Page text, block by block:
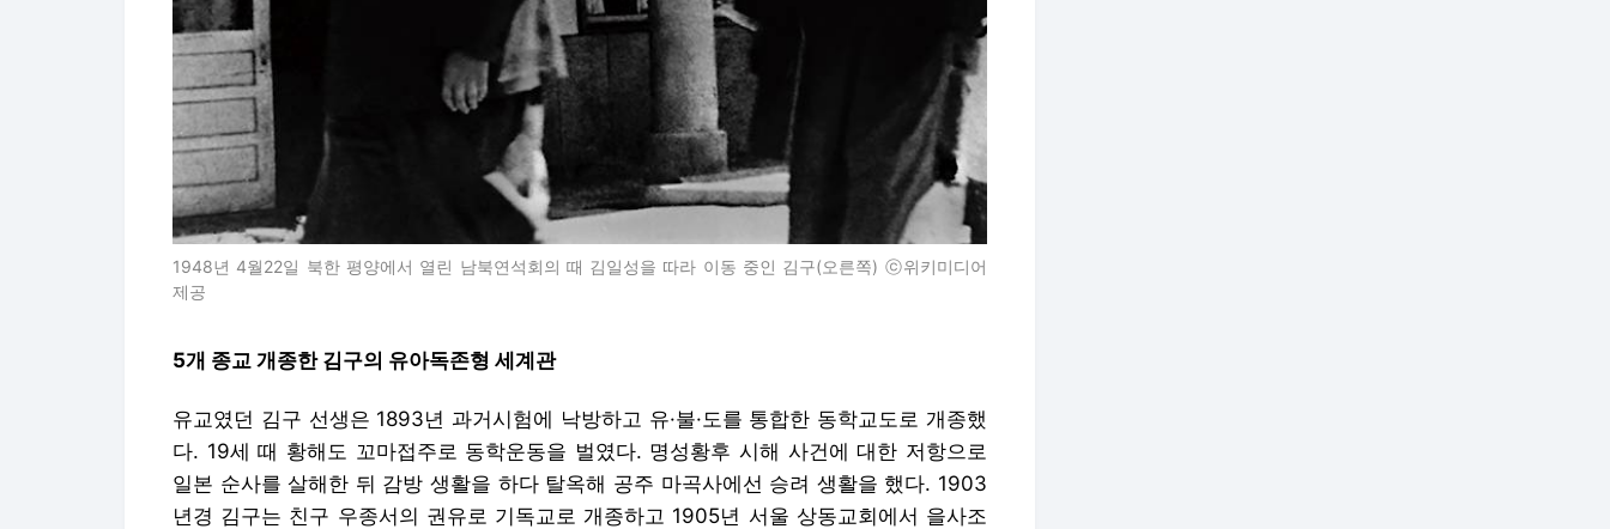
1948년 4월22일 북한 평양에서 열린 남북연석회의 때 김일성을 따라 이동 중인 김구(오른쪽) ⓒ위키미디어
제공
5개 종교 개종한 김구의 유아독존형 세계관
유교였던 김구 선생은 1893년 과거시험에 낙방하고 유·불·도를 통합한 동학교도로 개종했
다. 19세 때 황해도 꼬마접주로 동학운동을 벌였다. 명성황후 시해 사건에 대한 저항으로
일본 순사를 살해한 뒤 감방 생활을 하다 탈옥해 공주 마곡사에선 승려 생활을 했다. 1903
년경 김구는 친구 우종서의 권유로 기독교로 개종하고 1905년 서울 상동교회에서 을사조